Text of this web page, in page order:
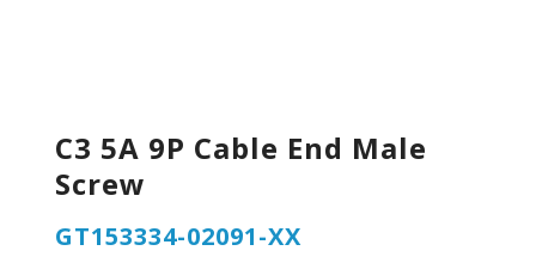
C3 5A 9P Cable End Male
Screw
GT153334-02091-XX